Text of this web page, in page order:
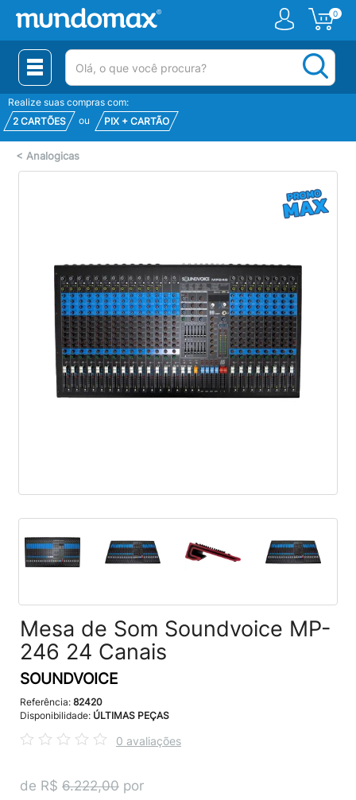
0
(pesquisar)
Realize suas compras com:
2 CARTÕES
ou PIX + CARTÃO
< Analogicas
Mesa de Som Soundvoice MP-
246 24 Canais
SOUNDVOICE
Referência: 82420
Disponibilidade: ÚLTIMAS PEÇAS
0 avaliações
de R$ 6.222,00 por